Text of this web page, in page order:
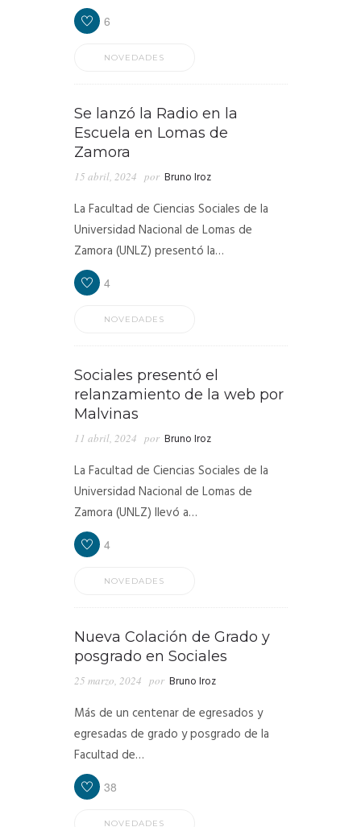
6
NOVEDADES
Se lanzó la Radio en la
Escuela en Lomas de
Zamora
15 abril, 2024 por Bruno Iroz
La Facultad de Ciencias Sociales de la
Universidad Nacional de Lomas de
Zamora (UNLZ) presentó la…
4
NOVEDADES
Sociales presentó el
relanzamiento de la web por
Malvinas
11 abril, 2024 por Bruno Iroz
La Facultad de Ciencias Sociales de la
Universidad Nacional de Lomas de
Zamora (UNLZ) llevó a…
4
NOVEDADES
Nueva Colación de Grado y
posgrado en Sociales
25 marzo, 2024 por Bruno Iroz
Más de un centenar de egresados y
egresadas de grado y posgrado de la
Facultad de…
38
NOVEDADES